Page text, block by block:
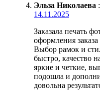
Эльза Николаева :
14.11.2025
Заказала печать
оформления
Выбор рамок и
быстро, качество
яркие и четкие,
подошла и
довольна